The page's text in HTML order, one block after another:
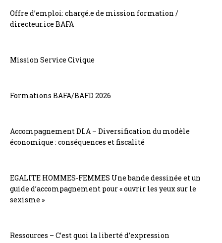
Offre d’emploi: chargé.e de mission formation /
directeur.ice BAFA
Mission Service Civique
Formations BAFA/BAFD 2026
Accompagnement DLA – Diversification du modèle
économique : conséquences et fiscalité
EGALITE HOMMES-FEMMES Une bande dessinée et un
guide d’accompagnement pour « ouvrir les yeux sur le
sexisme »
Ressources – C’est quoi la liberté d’expression